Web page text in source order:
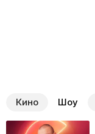
Кино Шоу